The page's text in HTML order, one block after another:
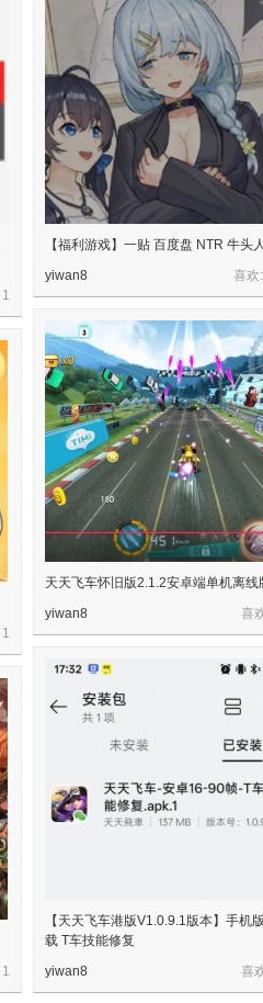
1
【福利游戏】一贴 百度盘 NTR 牛头
喜
yiwan8
天天飞车怀旧版2.1.2安卓端单机离线
喜
yiwan8
1
【天天飞车港版V1.0.9.1版本】手机
载 T车技能修复
喜
yiwan8
1